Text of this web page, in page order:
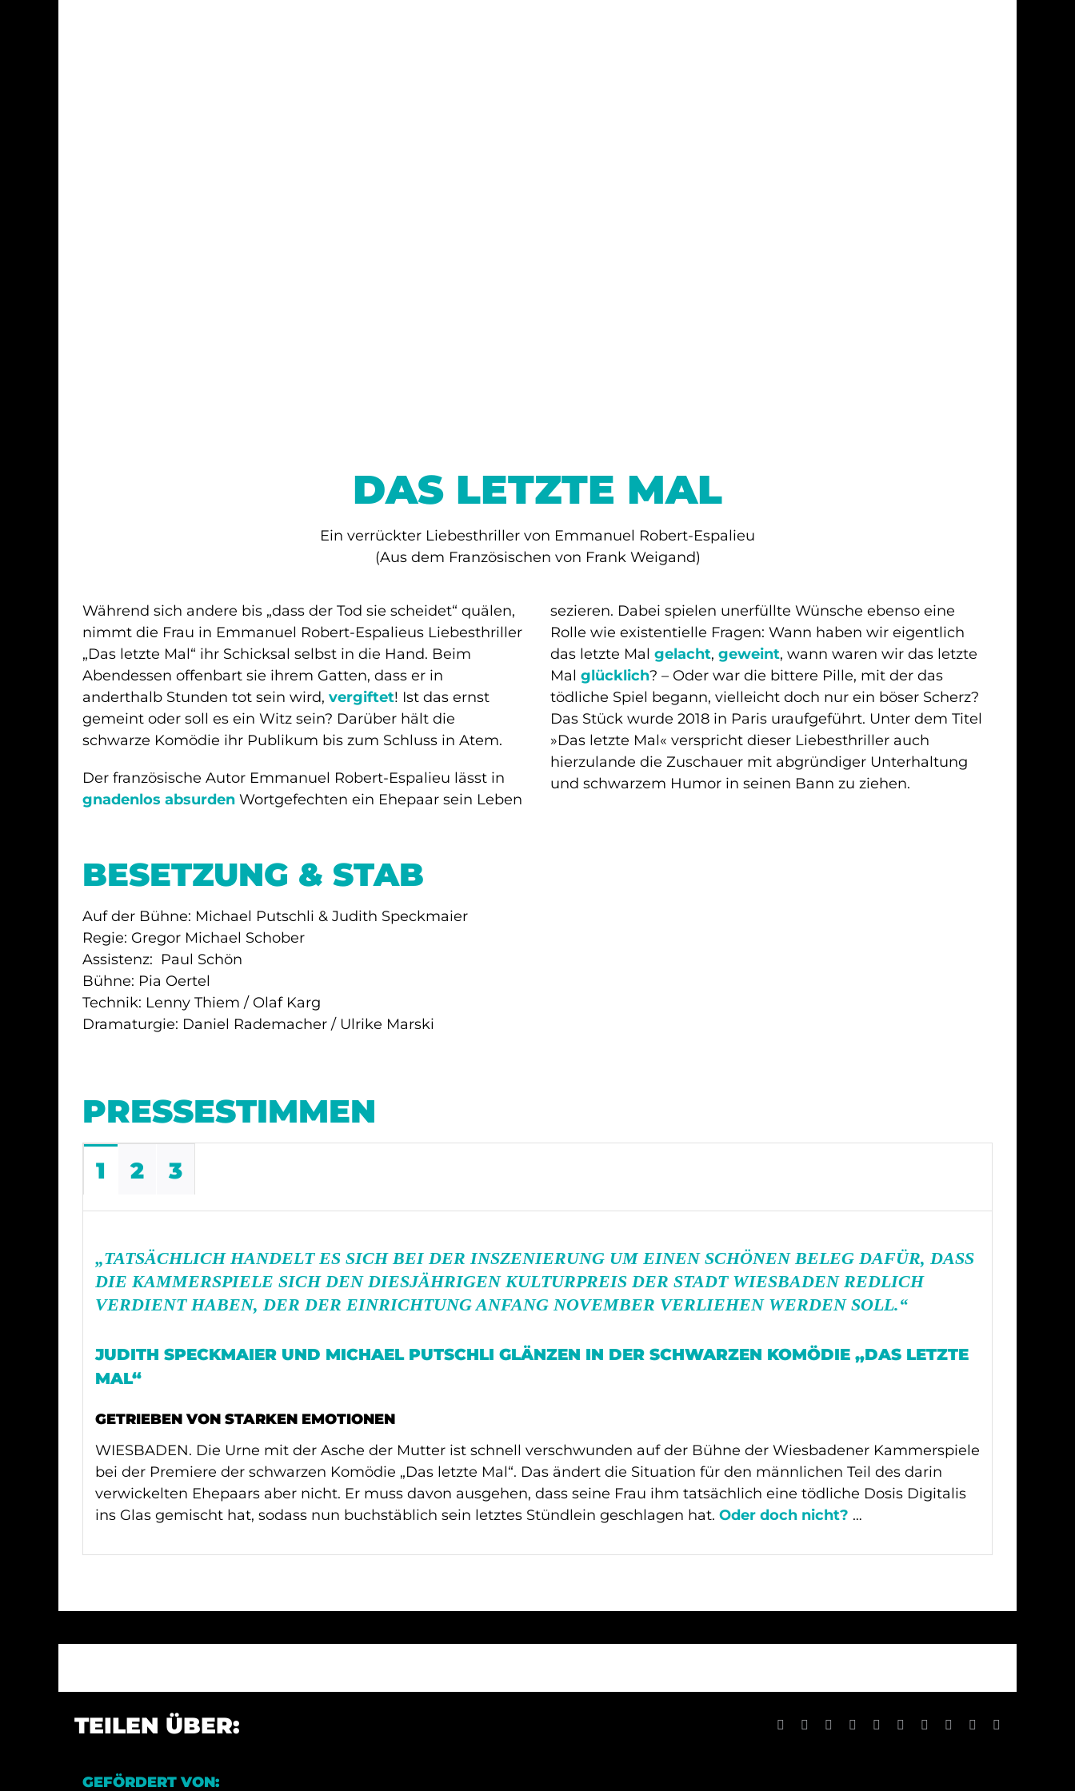
DAS LETZTE MAL
Ein verrückter Liebesthriller von Emmanuel Robert-Espalieu
(Aus dem Französischen von Frank Weigand)
Während sich andere bis „dass der Tod sie scheidet“ quälen,
nimmt die Frau in Emmanuel Robert-Espalieus Liebesthriller
„Das letzte Mal“ ihr Schicksal selbst in die Hand. Beim
Abendessen offenbart sie ihrem Gatten, dass er in
anderthalb Stunden tot sein wird, vergiftet! Ist das ernst
gemeint oder soll es ein Witz sein? Darüber hält die
schwarze Komödie ihr Publikum bis zum Schluss in Atem.
Der französische Autor Emmanuel Robert-Espalieu lässt in
gnadenlos absurdenWortgefechten ein Ehepaar sein Leben
sezieren. Dabei spielen unerfüllte Wünsche ebenso eine
Rolle wie existentielle Fragen: Wann haben wir eigentlich
das letzte Mal gelacht, geweint, wann waren wir das letzte
Mal glücklich? – Oder war die bittere Pille, mit der das
tödliche Spiel begann, vielleicht doch nur ein böser Scherz?
Das Stück wurde 2018 in Paris uraufgeführt. Unter dem Titel
»Das letzte Mal« verspricht dieser Liebesthriller auch
hierzulande die Zuschauer mit abgründiger Unterhaltung
und schwarzem Humor in seinen Bann zu ziehen.
BESETZUNG & STAB
Auf der Bühne: Michael Putschli & Judith Speckmaier
Regie: Gregor Michael Schober
Assistenz: Paul Schön
Bühne: Pia Oertel
Technik: Lenny Thiem / Olaf Karg
Dramaturgie: Daniel Rademacher / Ulrike Marski
PRESSESTIMMEN
1 2 3
„TATSÄCHLICH HANDELT ES SICH BEI DER INSZENIERUNG UM EINEN SCHÖNEN BELEG DAFÜR, DASS
DIE KAMMERSPIELE SICH DEN DIESJÄHRIGEN KULTURPREIS DER STADT WIESBADENREDLICH
VERDIENT HABEN, DER DER EINRICHTUNG ANFANG NOVEMBER VERLIEHEN WERDEN SOLL.“
JUDITH SPECKMAIER UND MICHAEL PUTSCHLI GLÄNZEN IN DER SCHWARZEN KOMÖDIE „DAS LETZTE
MAL“
GETRIEBEN VON STARKEN EMOTIONEN
WIESBADEN. Die Urne mit der Asche der Mutter ist schnell verschwunden auf der Bühne der Wiesbadener Kammerspiele
bei der Premiere der schwarzen Komödie „Das letzte Mal“. Das ändert die Situation für den männlichen Teil des darin
verwickelten Ehepaars aber nicht. Er muss davon ausgehen, dass seine Frau ihm tatsächlich eine tödliche Dosis Digitalis
ins Glas gemischt hat, sodass nun buchstäblich sein letztes Stündlein geschlagen hat. Oder doch nicht? …
TEILEN ÜBER: Facebook Reddit LinkedInWhatsApp
TumblrPinterest Xing
GEFÖRDERT VON: